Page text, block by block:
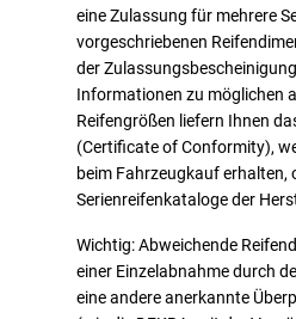
eine Zulassung für mehrere
vorgeschriebenen
der
Informationen zu möglichen
Reifengrößen liefern Ihnen
(Certificate of Conformity),
beim Fahrzeugkauf erhalten,
Serienreifenkataloge der
Wichtig: Abweichende
einer Einzelabnahme durch
eine andere anerkannte